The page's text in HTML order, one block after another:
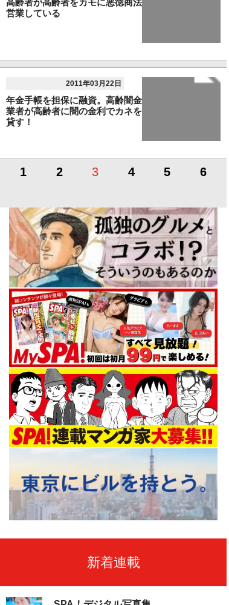
高齢者が高齢者をカモに悪徳商法
営業している
2011年03月22日
年金手帳を担保に融資。高齢闇金
業者が高齢者に闇の金利でカネを
貸す！
1 2 3 4 5 6
新着連載